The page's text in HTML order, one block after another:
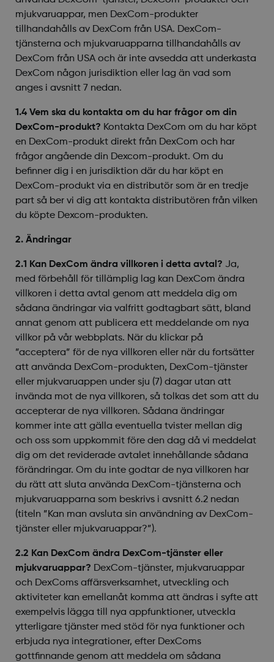
mjukvaruappar, men DexCom-produkter
tillhandahålls av DexCom från USA. DexCom-
tjänsterna och mjukvaruapparna tillhandahålls av
DexCom från USA och är inte avsedda att underkasta
DexCom någon jurisdiktion eller lag än vad som
anges i avsnitt 7 nedan.
1.4 Vem ska du kontakta om du har frågor om din
DexCom-produkt? Kontakta DexCom om du har köpt
en DexCom-produkt direkt från DexCom och har
frågor angående din Dexcom-produkt. Om du
befinner dig i en jurisdiktion där du har köpt en
DexCom-produkt via en distributör som är en tredje
part så ber vi dig att kontakta distributören från vilken
du köpte Dexcom-produkten.
2. Ändringar
2.1 Kan DexCom ändra villkoren i detta avtal? Ja,
med förbehåll för tillämplig lag kan DexCom ändra
villkoren i detta avtal genom att meddela dig om
sådana ändringar via valfritt godtagbart sätt, bland
annat genom att publicera ett meddelande om nya
villkor på vår webbplats. När du klickar på
”acceptera” för de nya villkoren eller när du fortsätter
att använda DexCom-produkten, DexCom-tjänster
eller mjukvaruappen under sju (7) dagar utan att
invända mot de nya villkoren, så tolkas det som att du
accepterar de nya villkoren. Sådana ändringar
kommer inte att gälla eventuella tvister mellan dig
och oss som uppkommit före den dag då vi meddelat
dig om det reviderade avtalet innehållande sådana
förändringar. Om du inte godtar de nya villkoren har
du rätt att sluta använda DexCom-tjänsterna och
mjukvaruapparna som beskrivs i avsnitt 6.2 nedan
(titeln ”Kan man avsluta sin användning av DexCom-
tjänster eller mjukvaruappar?”).
2.2 Kan DexCom ändra DexCom-tjänster eller
mjukvaruappar? DexCom-tjänster, mjukvaruappar
och DexComs affärsverksamhet, utveckling och
aktiviteter kan emellanåt komma att ändras i syfte att
exempelvis lägga till nya appfunktioner, utveckla
ytterligare tjänster med stöd för nya funktioner och
erbjuda nya integrationer, efter DexComs
gottfinnande genom att meddela om sådana